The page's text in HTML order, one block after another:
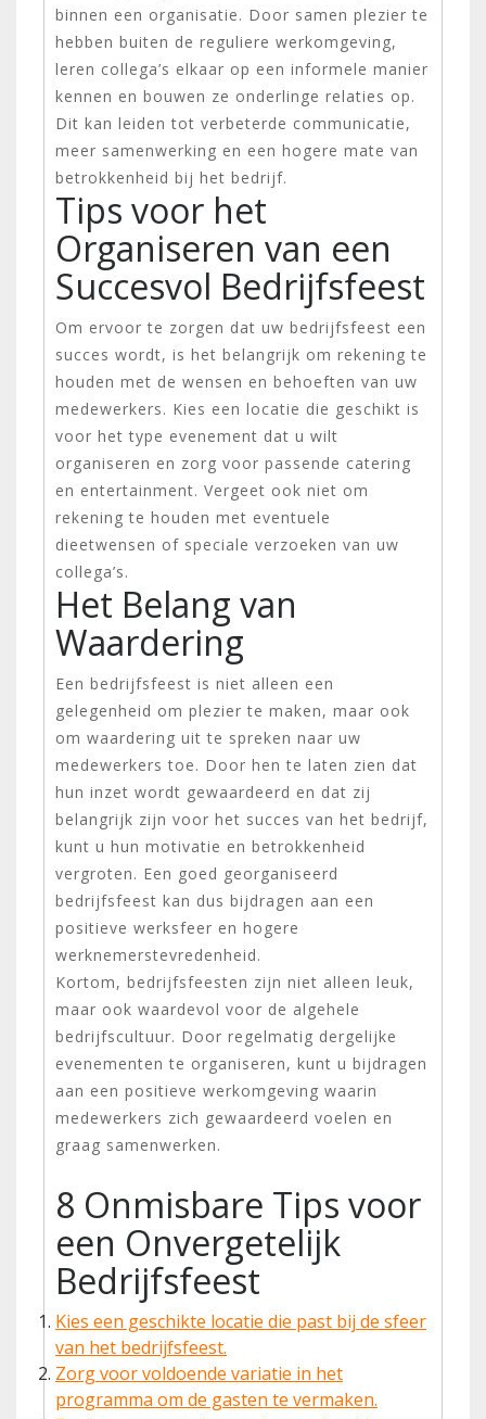
binnen een organisatie. Door samen plezier te
hebben buiten de reguliere werkomgeving,
leren collega’s elkaar op een informele manier
kennen en bouwen ze onderlinge relaties op.
Dit kan leiden tot verbeterde communicatie,
meer samenwerking en een hogere mate van
betrokkenheid bij het bedrijf.
Tips voor het
Organiseren van een
Succesvol Bedrijfsfeest
Om ervoor te zorgen dat uw bedrijfsfeest een
succes wordt, is het belangrijk om rekening te
houden met de wensen en behoeften van uw
medewerkers. Kies een locatie die geschikt is
voor het type evenement dat u wilt
organiseren en zorg voor passende catering
en entertainment. Vergeet ook niet om
rekening te houden met eventuele
dieetwensen of speciale verzoeken van uw
collega’s.
Het Belang van
Waardering
Een bedrijfsfeest is niet alleen een
gelegenheid om plezier te maken, maar ook
om waardering uit te spreken naar uw
medewerkers toe. Door hen te laten zien dat
hun inzet wordt gewaardeerd en dat zij
belangrijk zijn voor het succes van het bedrijf,
kunt u hun motivatie en betrokkenheid
vergroten. Een goed georganiseerd
bedrijfsfeest kan dus bijdragen aan een
positieve werksfeer en hogere
werknemerstevredenheid.
Kortom, bedrijfsfeesten zijn niet alleen leuk,
maar ook waardevol voor de algehele
bedrijfscultuur. Door regelmatig dergelijke
evenementen te organiseren, kunt u bijdragen
aan een positieve werkomgeving waarin
medewerkers zich gewaardeerd voelen en
graag samenwerken.
8 Onmisbare Tips voor
een Onvergetelijk
Bedrijfsfeest
Kies een geschikte locatie die past bij de sfeer
van het bedrijfsfeest.
Zorg voor voldoende variatie in het
programma om de gasten te vermaken.